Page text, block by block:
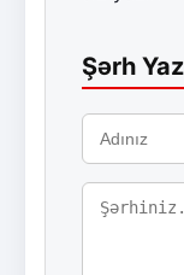
Şərh Yaz